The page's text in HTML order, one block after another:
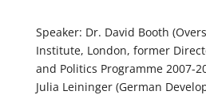
Speaker: Dr. David Booth
Institute, London, former
and Politics Programme 2007-
Julia Leininger (German